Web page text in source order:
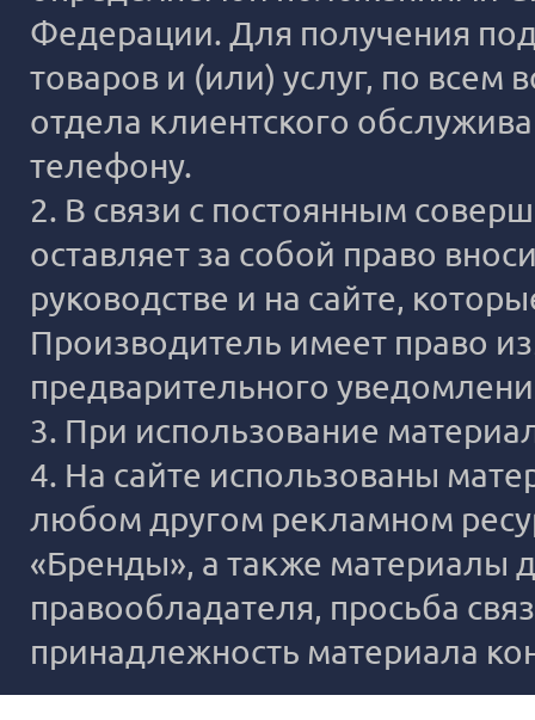
Федерации. Для получения
товаров и (или) услуг, по
отдела клиентского
телефону.
2. В связи с постоянным
оставляет за собой право
руководстве и на сайте,
Производитель имеет право
предварительного
3. При использование
4. На сайте использованы
любом другом рекламном
«Бренды», а также материалы
правообладателя, просьба
принадлежность материала